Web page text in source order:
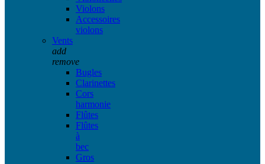
Violons
Accessoires
violons
Vents
add
remove
Bugles
Clarinettes
Cors
harmonie
Flûtes
Flûtes
à
bec
Gros